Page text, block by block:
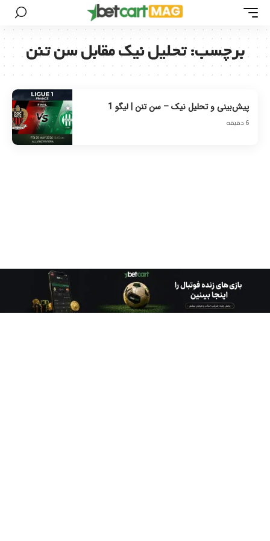
برچسب:تحلیل نیک مقابل سن تنن
پیش‌بینی و تحلیل نیک – سن تنن | لیگو 1
6 دقیقه